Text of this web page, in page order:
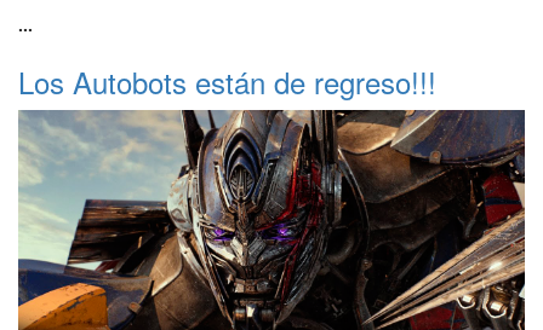
...
Los Autobots están de regreso!!!